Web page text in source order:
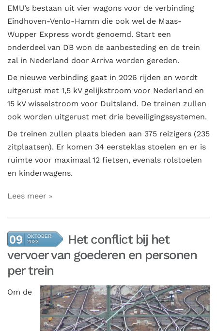
EMU’s bestaan uit vier wagons voor de verbinding
Eindhoven-Venlo-Hamm die ook wel de Maas-
Wupper Express wordt genoemd. Start een
onderdeel van DB won de aanbesteding en de trein
zal in Nederland door Arriva worden gereden.
De nieuwe verbinding gaat in 2026 rijden en wordt
uitgerust met 1,5 kV gelijkstroom voor Nederland en
15 kV wisselstroom voor Duitsland. De treinen zullen
ook worden uitgerust met drie beveiligingssystemen.
De treinen zullen plaats bieden aan 375 reizigers (235
zitplaatsen). Er komen 34 eersteklas stoelen en er is
ruimte voor maximaal 12 fietsen, evenals rolstoelen
en kinderwagens.
Lees meer
09
OKTOBER
2023
Het conflict bij het
vervoer van goederen en personen
per trein
Om de